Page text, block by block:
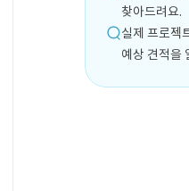
찾아드려요.
실제 프로젝
예상 견적을